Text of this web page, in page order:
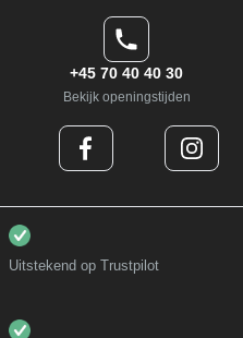
+45 70 40 40 30
Bekijk openingstijden
Uitstekend op Trustpilot